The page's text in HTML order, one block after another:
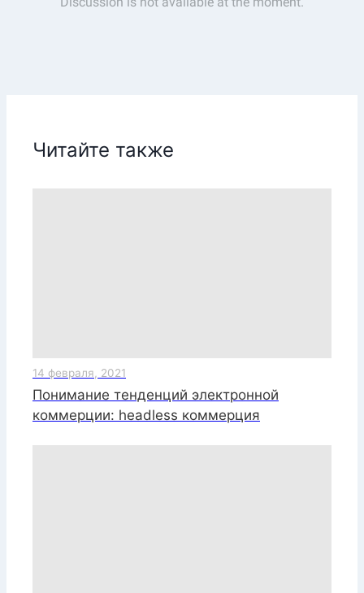
Читайте также
14 февраля, 2021
Понимание тенденций электронной
коммерции: headless коммерция